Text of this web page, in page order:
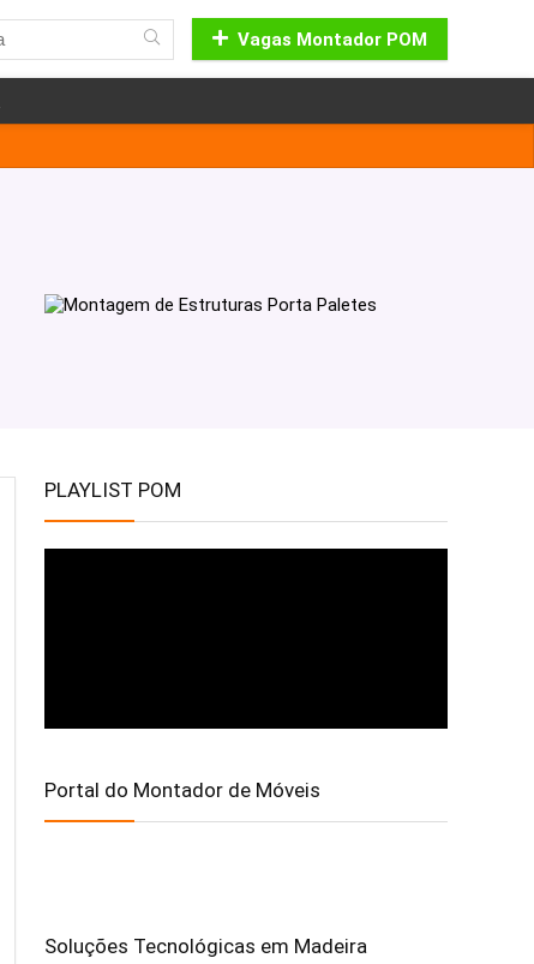
Vagas Montador POM
PLAYLIST POM
Portal do Montador de Móveis
Soluções Tecnológicas em Madeira